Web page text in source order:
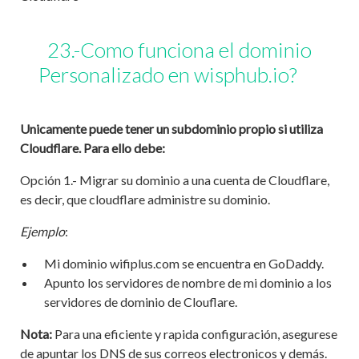
23.-Como funciona el dominio
Personalizado en wisphub.io?
Unicamente puede tener un subdominio propio si utiliza
Cloudflare. Para ello debe:
Opción 1.- Migrar su dominio a una cuenta de Cloudflare,
es decir, que cloudflare administre su dominio.
Ejemplo:
Mi dominio wifiplus.com se encuentra en GoDaddy.
Apunto los servidores de nombre de mi dominio a los
servidores de dominio de Clouflare.
Nota: Para una eficiente y rapida configuración, asegurese
de apuntar los DNS de sus correos electronicos y demás.